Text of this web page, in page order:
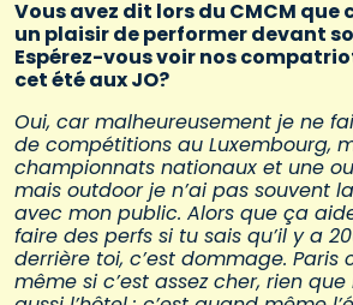
Vous avez dit lors du CMCM
un plaisir de performer devant
Espérez-vous voir nos
cet été aux JO?
Oui, car malheureusement je ne
de compétitions au Luxembourg,
championnats nationaux et une
mais outdoor je n’ai pas souvent
avec mon public. Alors que ça
faire des perfs si tu sais qu’il y a
derrière toi, c’est dommage. Paris
même si c’est assez cher, rien